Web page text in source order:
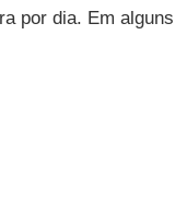
por dia. Em alguns